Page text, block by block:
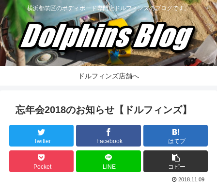
横浜都筑区のボディボード専門店ドルフィンズのブログです。
ドルフィンズ店舗へ
忘年会2018のお知らせ【ドルフィンズ】
Twitter Facebook はてブ
Pocket LINE コピー
2018.11.09